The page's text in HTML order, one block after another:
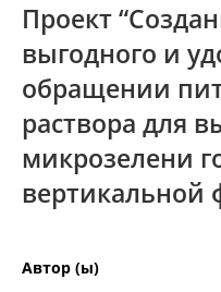
Проект
выгодного и
обращении
раствора для
микрозелени
вертикальной
Автор (ы)